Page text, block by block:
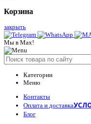
Корзина
закрыть
Мы в Max!
Категории
Меню
Контакты
Оплата и доставка
Блог